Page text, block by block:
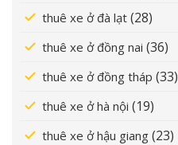
thuê xe ở đà lạt (28)
thuê xe ở đồng nai (36)
thuê xe ở đồng tháp (33)
thuê xe ở hà nội (19)
thuê xe ở hậu giang (23)